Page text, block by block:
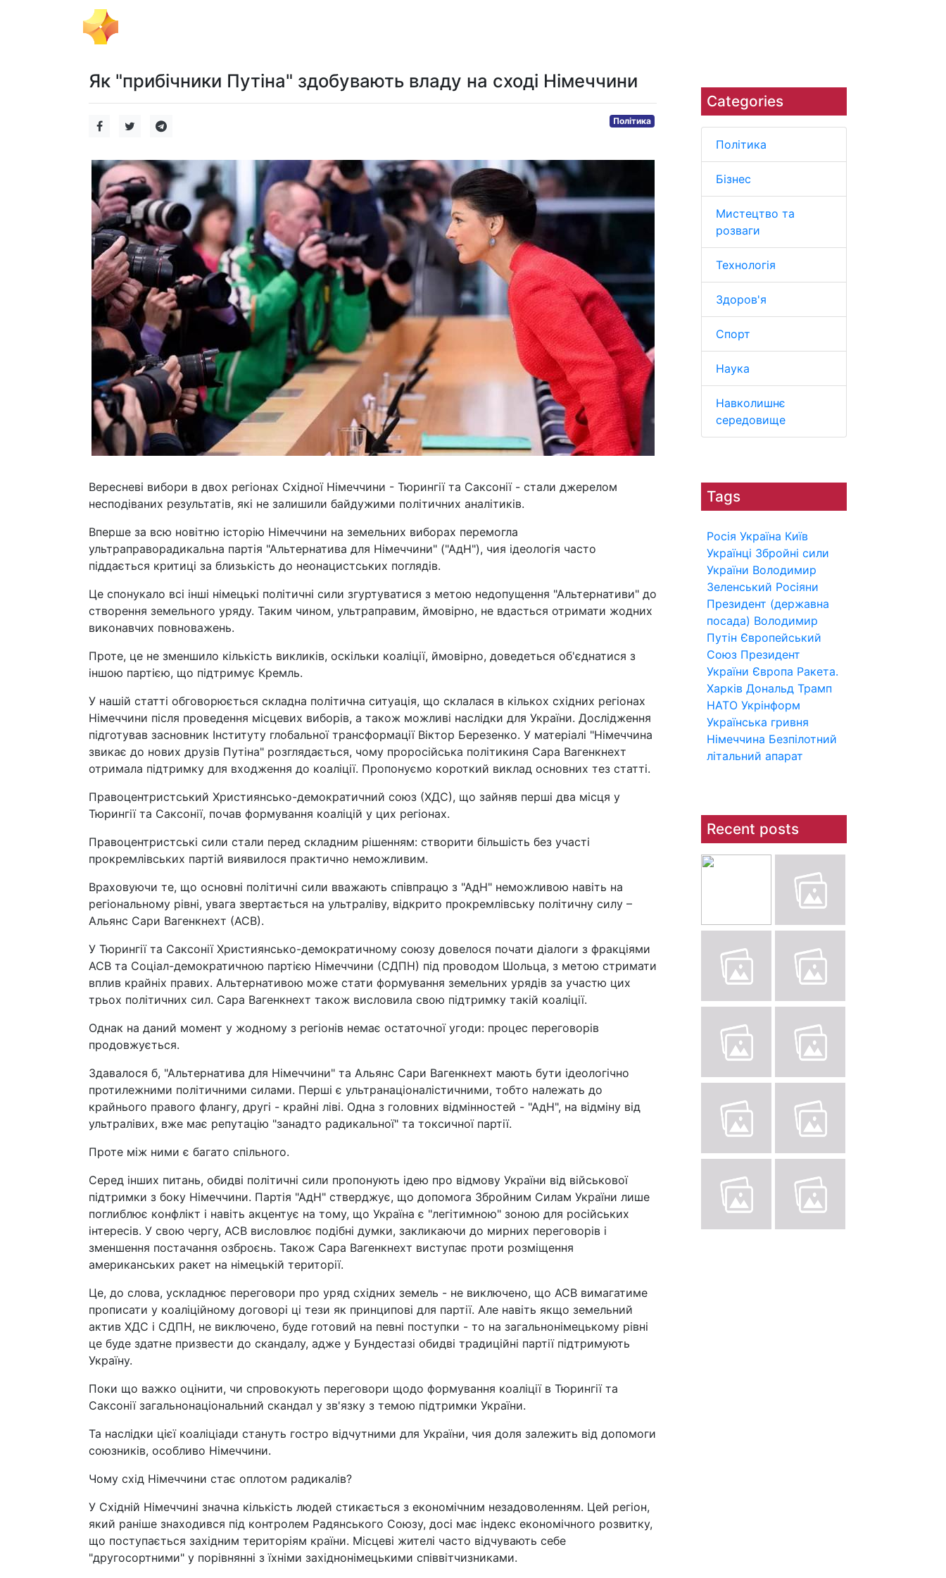
Categories
Політика
Бізнес
Мистецтво та
розваги
Технологія
Здоров'я
Спорт
Наука
Навколишнє
середовище
Tags
Росія Україна Київ
Українці Збройні сили
України Володимир
Зеленський Росіяни
Президент (державна
посада) Володимир
Путін Європейський
Союз Президент
України Європа Ракета.
Харків Дональд Трамп
НАТО Укрінформ
Українська гривня
Німеччина Безпілотний
літальний апарат
Recent posts
Як "прибічники Путіна" здобувають владу на сході Німеччини
Політика
Вересневі вибори в двох регіонах Східної Німеччини - Тюрингії та Саксонії - стали джерелом
несподіваних результатів, які не залишили байдужими політичних аналітиків.
Вперше за всю новітню історію Німеччини на земельних виборах перемогла
ультраправорадикальна партія "Альтернатива для Німеччини" ("АдН"), чия ідеологія часто
піддається критиці за близькість до неонацистських поглядів.
Це спонукало всі інші німецькі політичні сили згуртуватися з метою недопущення "Альтернативи" до
створення земельного уряду. Таким чином, ультраправим, ймовірно, не вдасться отримати жодних
виконавчих повноважень.
Проте, це не зменшило кількість викликів, оскільки коаліції, ймовірно, доведеться об'єднатися з
іншою партією, що підтримує Кремль.
У нашій статті обговорюється складна політична ситуація, що склалася в кількох східних регіонах
Німеччини після проведення місцевих виборів, а також можливі наслідки для України. Дослідження
підготував засновник Інституту глобальної трансформації Віктор Березенко. У матеріалі "Німеччина
звикає до нових друзів Путіна" розглядається, чому проросійська політикиня Сара Вагенкнехт
отримала підтримку для входження до коаліції. Пропонуємо короткий виклад основних тез статті.
Правоцентристський Християнсько-демократичний союз (ХДС), що зайняв перші два місця у
Тюрингії та Саксонії, почав формування коаліцій у цих регіонах.
Правоцентристські сили стали перед складним рішенням: створити більшість без участі
прокремлівських партій виявилося практично неможливим.
Враховуючи те, що основні політичні сили вважають співпрацю з "АдН" неможливою навіть на
регіональному рівні, увага звертається на ультраліву, відкрито прокремлівську політичну силу –
Альянс Сари Вагенкнехт (АСВ).
У Тюрингії та Саксонії Християнсько-демократичному союзу довелося почати діалоги з фракціями
АСВ та Соціал-демократичною партією Німеччини (СДПН) під проводом Шольца, з метою стримати
вплив крайніх правих. Альтернативою може стати формування земельних урядів за участю цих
трьох політичних сил. Сара Вагенкнехт також висловила свою підтримку такій коаліції.
Однак на даний момент у жодному з регіонів немає остаточної угоди: процес переговорів
продовжується.
Здавалося б, "Альтернатива для Німеччини" та Альянс Сари Вагенкнехт мають бути ідеологічно
протилежними політичними силами. Перші є ультранаціоналістичними, тобто належать до
крайнього правого флангу, другі - крайні ліві. Одна з головних відмінностей - "АдН", на відміну від
ультралівих, вже має репутацію "занадто радикальної" та токсичної партії.
Проте між ними є багато спільного.
Серед інших питань, обидві політичні сили пропонують ідею про відмову України від військової
підтримки з боку Німеччини. Партія "АдН" стверджує, що допомога Збройним Силам України лише
поглиблює конфлікт і навіть акцентує на тому, що Україна є "легітимною" зоною для російських
інтересів. У свою чергу, АСВ висловлює подібні думки, закликаючи до мирних переговорів і
зменшення постачання озброєнь. Також Сара Вагенкнехт виступає проти розміщення
американських ракет на німецькій території.
Це, до слова, ускладнює переговори про уряд східних земель - не виключено, що АСВ вимагатиме
прописати у коаліційному договорі ці тези як принципові для партії. Але навіть якщо земельний
актив ХДС і СДПН, не виключено, буде готовий на певні поступки - то на загальнонімецькому рівні
це буде здатне призвести до скандалу, адже у Бундестазі обидві традиційні партії підтримують
Україну.
Поки що важко оцінити, чи спровокують переговори щодо формування коаліції в Тюрингії та
Саксонії загальнонаціональний скандал у зв'язку з темою підтримки України.
Та наслідки цієї коаліціади стануть гостро відчутними для України, чия доля залежить від допомоги
союзників, особливо Німеччини.
Чому схід Німеччини стає оплотом радикалів?
У Східній Німеччині значна кількість людей стикається з економічним незадоволенням. Цей регіон,
який раніше знаходився під контролем Радянського Союзу, досі має індекс економічного розвитку,
що поступається західним територіям країни. Місцеві жителі часто відчувають себе
"другосортними" у порівнянні з їхніми західнонімецькими співвітчизниками.